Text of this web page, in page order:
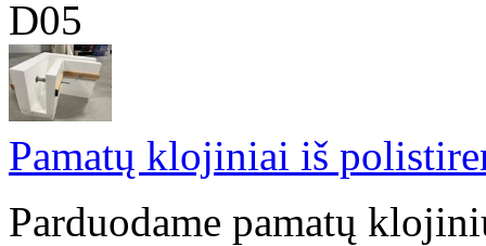
D05
Pamatų klojiniai iš
Parduodame pamatų